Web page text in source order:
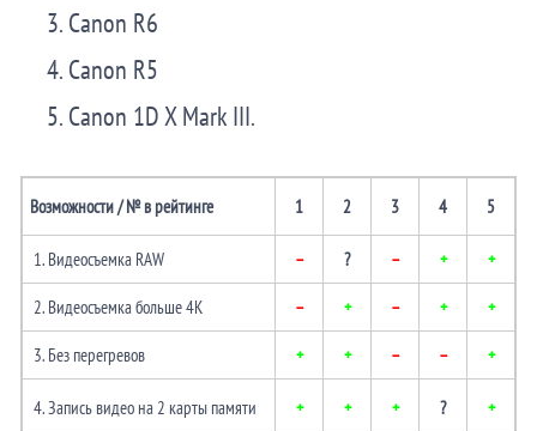
Canon R6
Canon R5
Canon 1D X Mark III.
Возможности / № в рейтинге 1 2 3 4 5
1. Видеосъемка RAW – ? – +
+
2. Видеосъемка больше 4K
– + – +
+
3. Без перегревов
+ + – – +
4. Запись видео на 2 карты памяти + + + ? +